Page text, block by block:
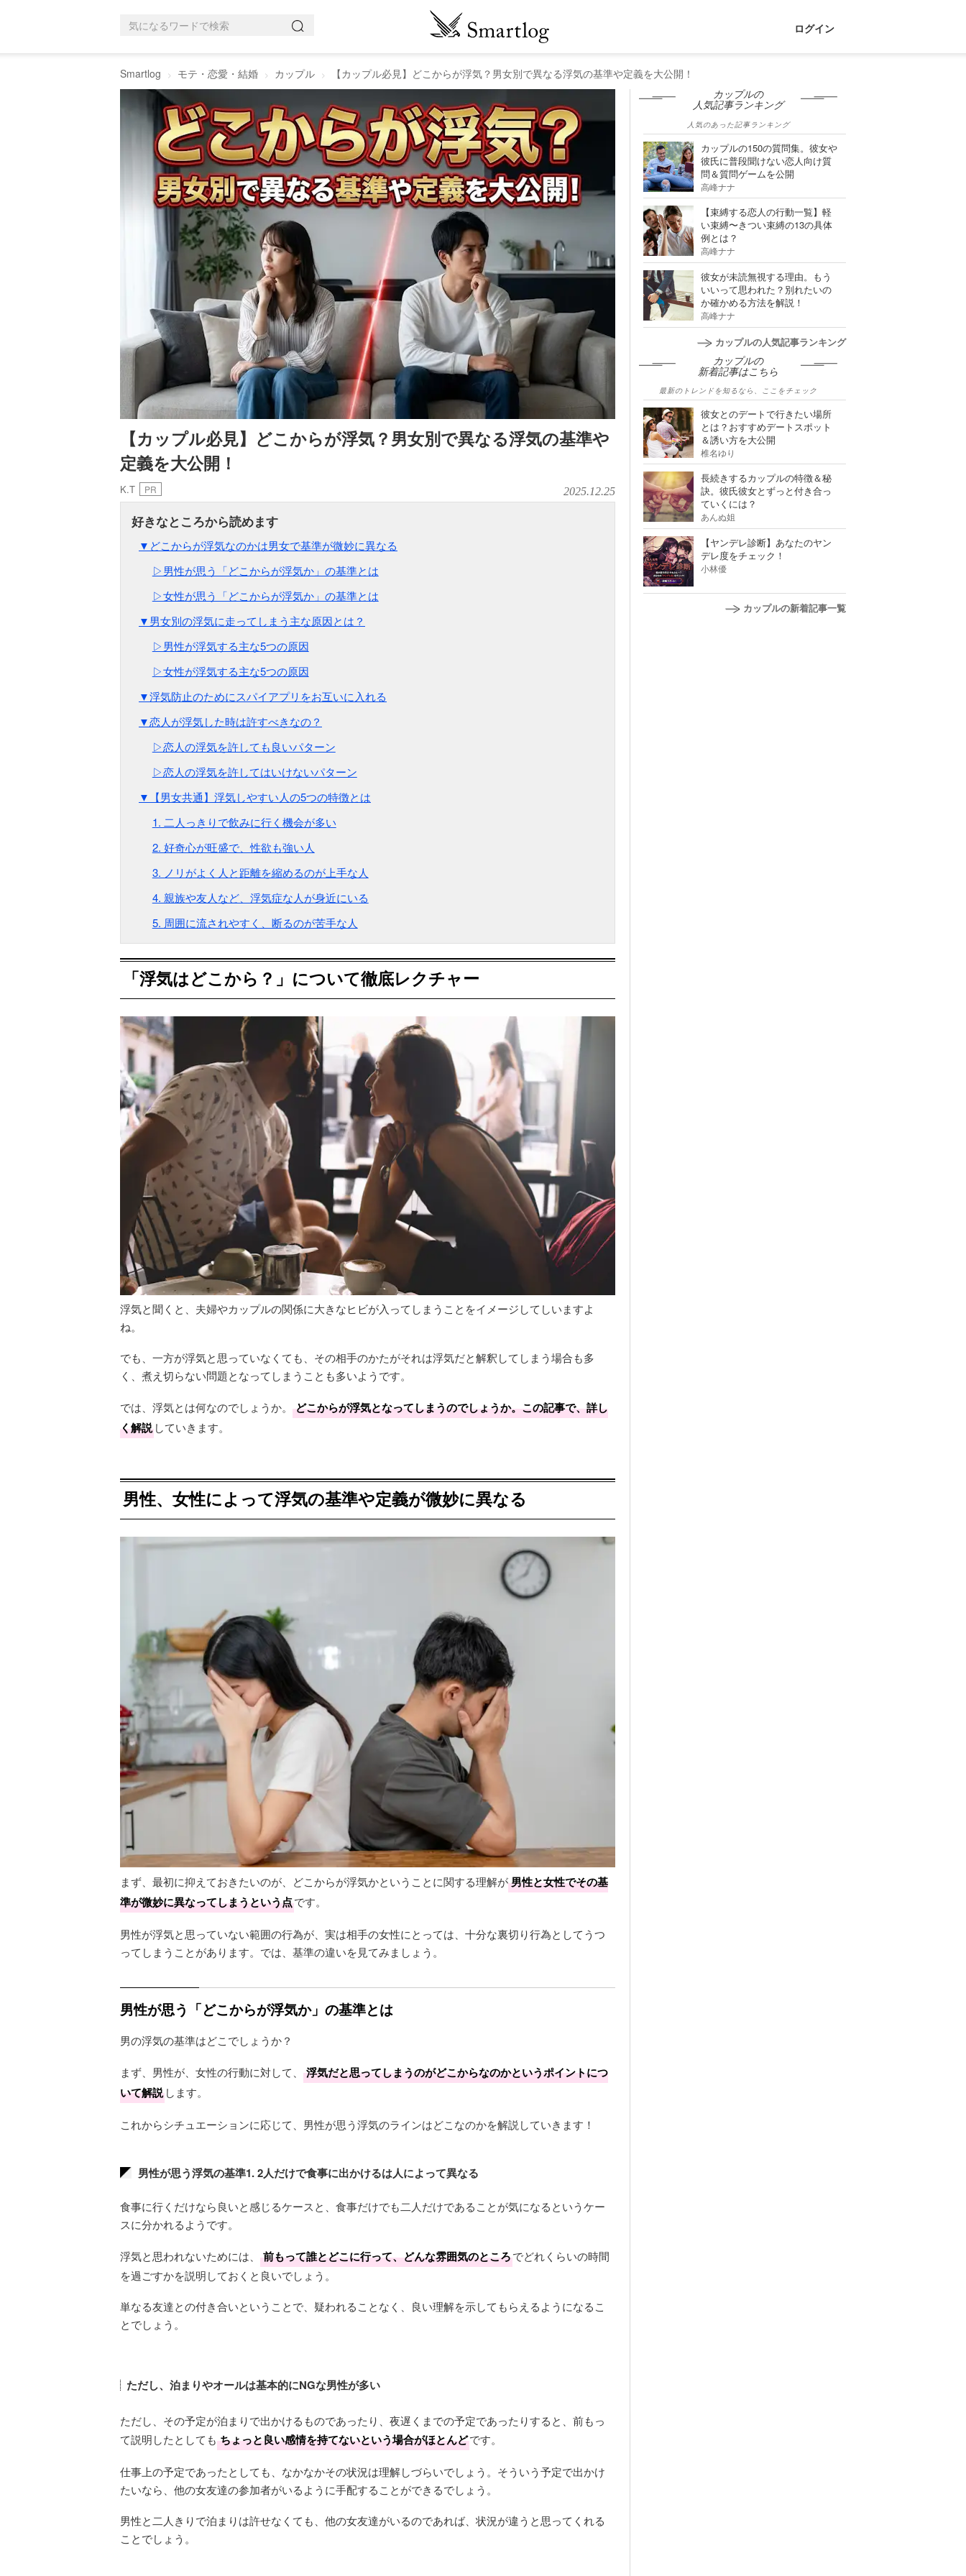
ログイン
Smartlog モテ・恋愛・結婚 カップル 【カップル必見】どこからが浮気？男女別で異なる浮気の基準や定義を大公開！
【カップル必見】どこからが浮気？男女別で異なる浮気の基準や
定義を大公開！
K.T PR 2025.12.25
▼どこからが浮気なのかは男女で基準が微妙に異なる
▷男性が思う「どこからが浮気か」の基準とは
▷女性が思う「どこからが浮気か」の基準とは
▼男女別の浮気に走ってしまう主な原因とは？
▷男性が浮気する主な5つの原因
▷女性が浮気する主な5つの原因
▼浮気防止のためにスパイアプリをお互いに入れる
▼恋人が浮気した時は許すべきなの？
▷恋人の浮気を許しても良いパターン
▷恋人の浮気を許してはいけないパターン
▼【男女共通】浮気しやすい人の5つの特徴とは
1. 二人っきりで飲みに行く機会が多い
2. 好奇心が旺盛で、性欲も強い人
3. ノリがよく人と距離を縮めるのが上手な人
4. 親族や友人など、浮気症な人が身近にいる
5. 周囲に流されやすく、断るのが苦手な人
「浮気はどこから？」について徹底レクチャー
浮気と聞くと、夫婦やカップルの関係に大きなヒビが入ってしまうことをイメージしてしいますよ
ね。
でも、一方が浮気と思っていなくても、その相手のかたがそれは浮気だと解釈してしまう場合も多
く、煮え切らない問題となってしまうことも多いようです。
では、浮気とは何なのでしょうか。
どこからが浮気となってしまうのでしょうか。この記事で、詳し
く解説 していきます。
男性、女性によって浮気の基準や定義が微妙に異なる
まず、最初に抑えておきたいのが、どこからが浮気かということに関する理解が男性と女性でその基
準が微妙に異なってしまうという点です。
男性が浮気と思っていない範囲の行為が、実は相手の女性にとっては、十分な裏切り行為としてうつ
ってしまうことがあります。では、基準の違いを見てみましょう。
男性が思う「どこからが浮気か」の基準とは
男の浮気の基準はどこでしょうか？
まず、男性が、女性の行動に対して、
浮気だと思ってしまうのがどこからなのかというポイントにつ
いて解説 します。
これからシチュエーションに応じて、男性が思う浮気のラインはどこなのかを解説していきます！
男性が思う浮気の基準1. 2人だけで食事に出かけるは人によって異なる
食事に行くだけなら良いと感じるケースと、食事だけでも二人だけであることが気になるというケー
スに分かれるようです。
浮気と思われないためには、 前もって誰とどこに行って、どんな雰囲気のところでどれくらいの時間
を過ごすかを説明しておくと良いでしょう。
単なる友達との付き合いということで、疑われることなく、良い理解を示してもらえるようになるこ
とでしょう。
ただし、泊まりやオールは基本的にNGな男性が多い
ただし、その予定が泊まりで出かけるものであったり、夜遅くまでの予定であったりすると、前もっ
て説明したとしても ちょっと良い感情を持てないという場合がほとんどです。
仕事上の予定であったとしても、なかなかその状況は理解しづらいでしょう。そういう予定で出かけ
たいなら、他の女友達の参加者がいるように手配することができるでしょう。
男性と二人きりで泊まりは許せなくても、他の女友達がいるのであれば、状況が違うと思ってくれる
ことでしょう。
カップルの
人気記事ランキング
人気のあった記事ランキング
カップルの150の質問集。彼女や
彼氏に普段聞けない恋人向け質
問＆質問ゲームを公開
高峰ナナ
【束縛する恋人の行動一覧】軽
い束縛〜きつい束縛の13の具体
例とは？
高峰ナナ
彼女が未読無視する理由。もう
いいって思われた？別れたいの
か確かめる方法を解説！
高峰ナナ
カップルの人気記事ランキング
カップルの
新着記事はこちら
最新のトレンドを知るなら、ここをチェック
彼女とのデートで行きたい場所
とは？おすすめデートスポット
＆誘い方を大公開
椎名ゆり
長続きするカップルの特徴＆秘
訣。彼氏彼女とずっと付き合っ
ていくには？
あんぬ姐
【ヤンデレ診断】あなたのヤン
デレ度をチェック！
小林優
カップルの新着記事一覧